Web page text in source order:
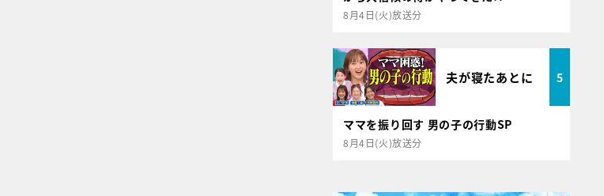
8月4日(火)放送分
夫が寝たあとに 5
ママを振り回す 男の子の行動SP
8月4日(火)放送分